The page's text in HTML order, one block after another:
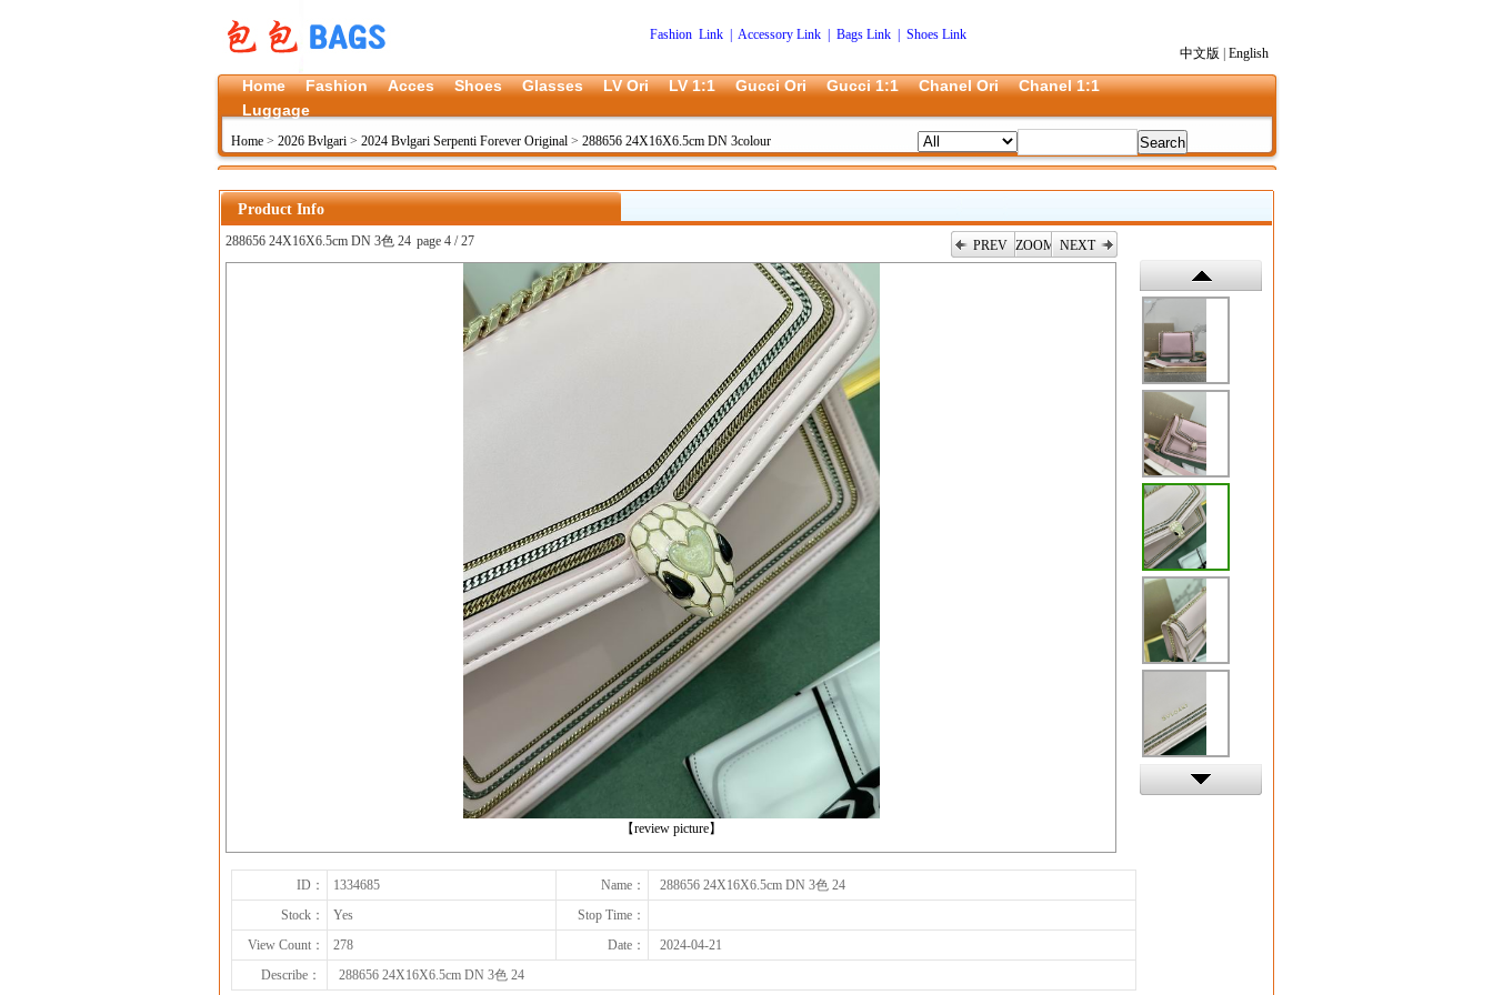
Fashion Link Accessory Link| Bags Link| Shoes Link
中文版
English
Home Fashion Acces Shoes Glasses LV Ori LV 1:1 Gucci Ori Gucci 1:1 Chanel Ori
Chanel 1:1
Luggage
Home > 2026 Bvlgari > 2024 Bvlgari Serpenti Forever Original > 288656 24X16X6.5cm DN 3colour
Product Info
288656 24X16X6.5cm DN 3色 24 page 4 / 27 PREV ZOOM NEXT
【review picture】
ID： 1334685 Name：
288656 24X16X6.5cm DN 3色 24
Stock：
Yes
Stop Time：
View Count：
278 Date：
2024-04-21
Describe：
288656 24X16X6.5cm DN 3色 24